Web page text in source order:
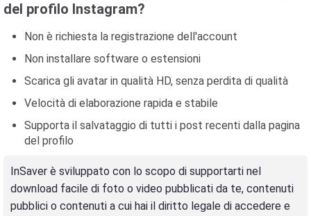
del profilo Instagram?
Non è richiesta la registrazione dell'account
Non installare software o estensioni
Scarica gli avatar in qualità HD, senza perdita di qualità
Velocità di elaborazione rapida e stabile
Supporta il salvataggio di tutti i post recenti dalla pagina
del profilo
InSaver è sviluppato con lo scopo di supportarti nel
download facile di foto o video pubblicati da te, contenuti
pubblici o contenuti a cui hai il diritto legale di accedere e